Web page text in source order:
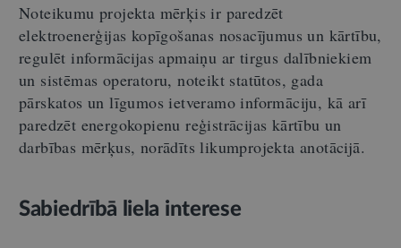
Noteikumu projekta mērķis ir paredzēt
elektroenerģijas kopīgošanas nosacījumus un kārtību,
regulēt informācijas apmaiņu ar tirgus dalībniekiem
un sistēmas operatoru, noteikt statūtos, gada
pārskatos un līgumos ietveramo informāciju, kā arī
paredzēt energokopienu reģistrācijas kārtību un
darbības mērķus, norādīts likumprojekta anotācijā.
Sabiedrībā liela interese